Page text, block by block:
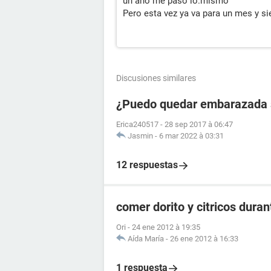
Pero esta vez ya va para un mes y
Discusiones similares
¿Puedo quedar
Erica240517 - 28 sep 2017 à 06:47
Jasmin - 6 mar 2022 à 03:31
12 respuestas
comer dorito y citricos
Ori - 24 ene 2012 à 19:35
Aída María - 26 ene 2012 à 16:33
1 respuesta